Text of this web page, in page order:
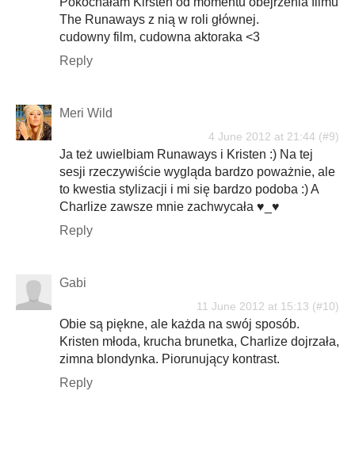
The Runaways z nią w roli głównej.
cudowny film, cudowna aktoraka <3
Reply
Meri Wild
4 June 2012 at 21:44
Ja też uwielbiam Runaways i Kristen :) Na tej
sesji rzeczywiście wygląda bardzo poważnie, ale
to kwestia stylizacji i mi się bardzo podoba :) A
Charlize zawsze mnie zachwycała ♥_♥
Reply
Gabi
11 June 2012 at 15:13
Obie są piękne, ale każda na swój sposób.
Kristen młoda, krucha brunetka, Charlize dojrzała,
zimna blondynka. Piorunujący kontrast.
Reply